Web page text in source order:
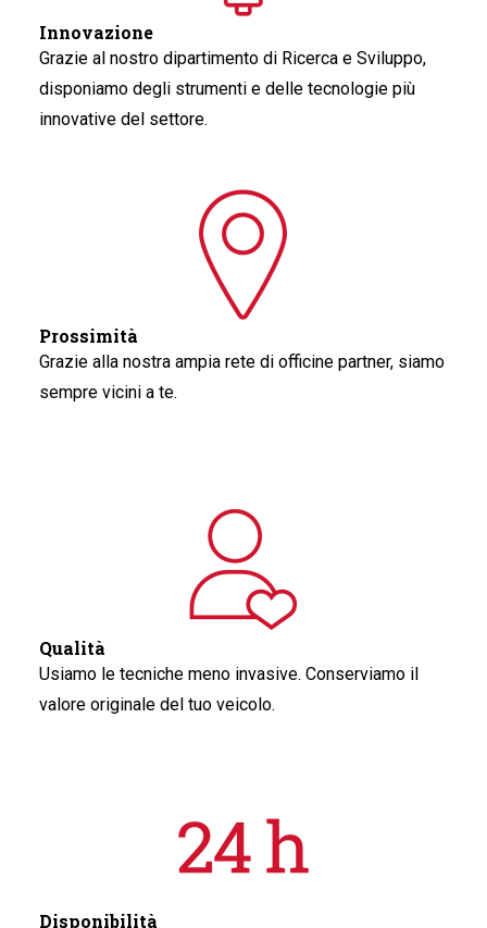
Innovazione
Grazie al nostro dipartimento di Ricerca e Sviluppo,
disponiamo degli strumenti e delle tecnologie più
innovative del settore.
Prossimità
Grazie alla nostra ampia rete di officine partner, siamo
sempre vicini a te.
Qualità
Usiamo le tecniche meno invasive. Conserviamo il
valore originale del tuo veicolo.
Disponibilità